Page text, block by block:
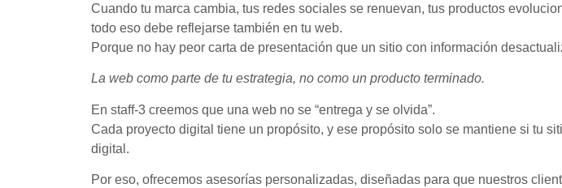
Cuando tu marca cambia, tus redes sociales se renuevan, tus productos
todo eso debe reflejarse también en tu web.
Porque no hay peor carta de presentación que un sitio con información
La web como parte de tu estrategia, no como un producto terminado.
En staff-3 creemos que una web no se “entrega y se olvida”.
Cada proyecto digital tiene un propósito, y ese propósito solo se mantiene si tu
digital.
Por eso, ofrecemos asesorías personalizadas, diseñadas para que nuestros